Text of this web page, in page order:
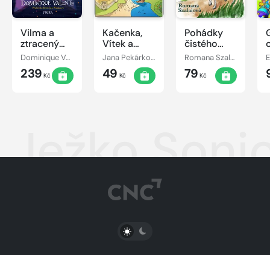
Vilma a
ztracený
den
Dominique Valente
239 Kč
Kačenka,
Vítek a
jejich
pohádkové
dobrodružství
Jana Pekárková
49 Kč
Pohádky
čistého
srdce
Romana Szalaiová
79 Kč
Ježko
PŘEPNOUT SVĚTLÝ/TMAVÝ REŽIM